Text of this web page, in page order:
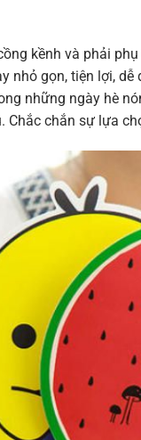
kềnh và phải
nhỏ gọn, tiện lợi,
những ngày hè
chắn sự lựa